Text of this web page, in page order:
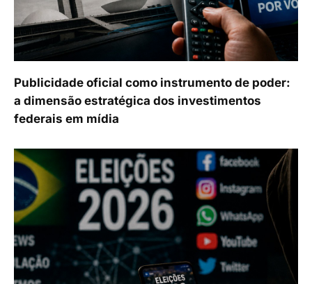
Publicidade oficial como instrumento de poder:
a dimensão estratégica dos investimentos
federais em mídia